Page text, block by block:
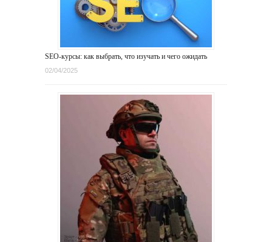
SEO-курсы: как выбрать, что изучать и чего ожидать
02/04/2025